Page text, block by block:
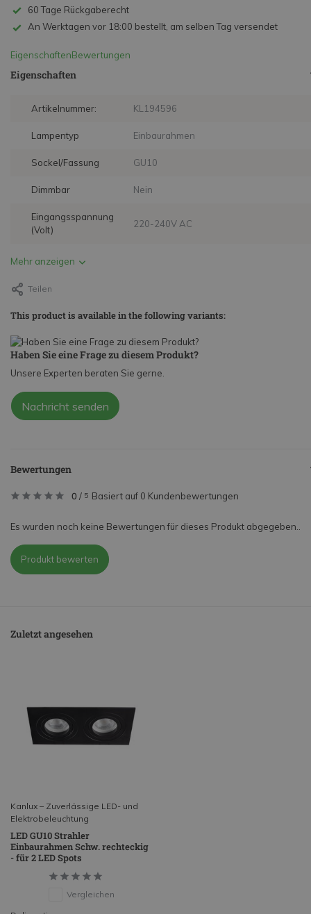
60 Tage Rückgaberecht
An Werktagen vor 18:00 bestellt, am selben Tag versendet
EigenschaftenBewertungen
Eigenschaften
Artikelnummer: KL194596
Lampentyp Einbaurahmen
Sockel/Fassung GU10
Dimmbar Nein
Eingangsspannung
(Volt)
220-240V AC
Mehr anzeigen
Teilen
This product is available in the following variants:
Haben Sie eine Frage zu diesem Produkt?
Unsere Experten beraten Sie gerne.
Nachricht senden
Bewertungen
0 / 5 Basiert auf 0 Kundenbewertungen
Es wurden noch keine Bewertungen für dieses Produkt abgegeben..
Produkt bewerten
Zuletzt angesehen
Kanlux – Zuverlässige LED- und
Elektrobeleuchtung
LED GU10 Strahler
Einbaurahmen Schw. rechteckig
- für 2 LED Spots
Vergleichen